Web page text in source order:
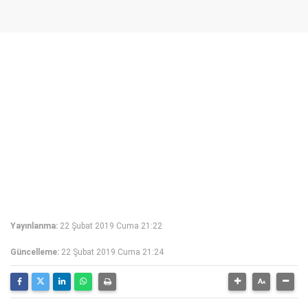
Yayınlanma: 22 Şubat 2019 Cuma 21:22
Güncelleme: 22 Şubat 2019 Cuma 21:24